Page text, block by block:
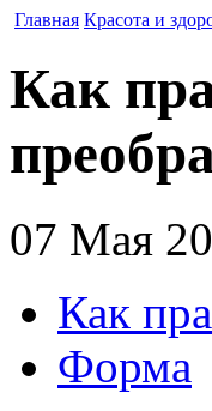
Главная Красота и
Как
07 Мая
Как
Форма